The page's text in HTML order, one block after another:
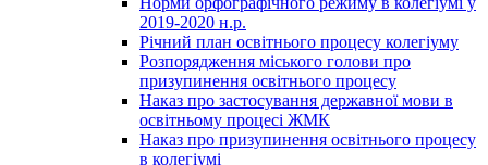
2019-2020 н.р.
Річний план освітнього процесу колегіуму
Розпорядження міського голови про
призупинення освітнього процесу
Наказ про застосування державної мови в
освітньому процесі ЖМК
Наказ про призупинення освітнього процесу
в колегіумі